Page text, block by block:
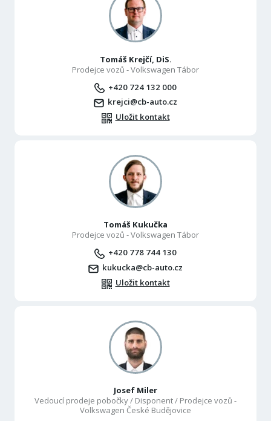
Tomáš Krejčí, DiS.
Prodejce vozů - Volkswagen Tábor
+420 724 132 000
krejci@cb-auto.cz
Uložit kontakt
Tomáš Kukučka
Prodejce vozů - Volkswagen Tábor
+420 778 744 130
kukucka@cb-auto.cz
Uložit kontakt
Josef Miler
Vedoucí prodeje pobočky / Disponent / Prodejce vozů -
Volkswagen České Budějovice